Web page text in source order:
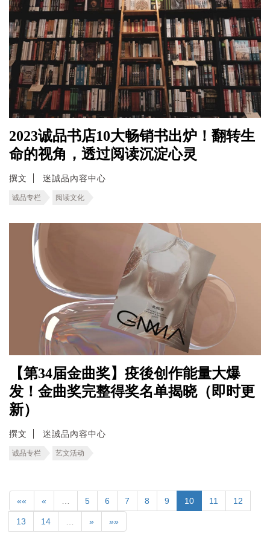
2023诚品书店10大畅销书出炉！翻转生
命的视角，透过阅读沉淀心灵
撰文 迷誠品內容中心
诚品专栏 阅读文化
【第34届金曲奖】疫後创作能量大爆
发！金曲奖完整得奖名单揭晓（即时更
新）
撰文 迷誠品內容中心
诚品专栏 艺文活动
«« « 5 6 7 8 9 10 11 12
13 14 » »»